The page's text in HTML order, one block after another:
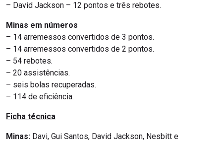
– David Jackson – 12 pontos e três rebotes.
Minas em números
– 14 arremessos convertidos de 3 pontos.
– 14 arremessos convertidos de 2 pontos.
– 54 rebotes.
– 20 assistências.
– seis bolas recuperadas.
– 114 de eficiência.
Ficha técnica
Minas: Davi, Gui Santos, David Jackson, Nesbitt e